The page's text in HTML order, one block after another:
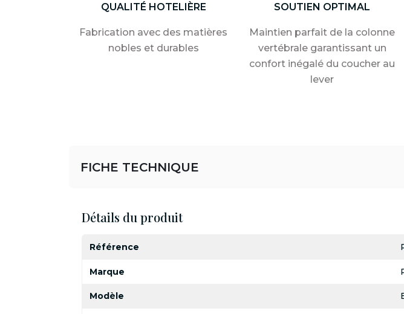
QUALITÉ HOTELIÈRE
Fabrication avec des matières
nobles et durables
SOUTIEN OPTIMAL
Maintien parfait de la colonne
vertébrale garantissant un
confort inégalé du coucher au
lever
FICHE TECHNIQUE
Détails du produit
Référence
Marque
Modèle